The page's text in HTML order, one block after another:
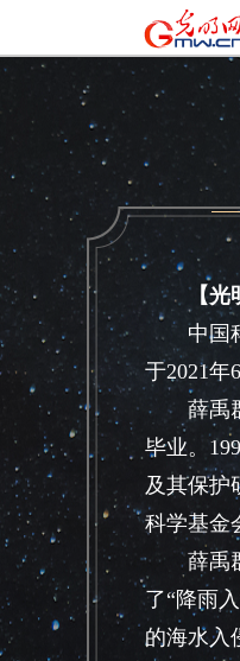
【光明
中国科
于2021年
薛禹群
毕业。
及其保护
科学基金
薛禹群
了“降雨
的海水入